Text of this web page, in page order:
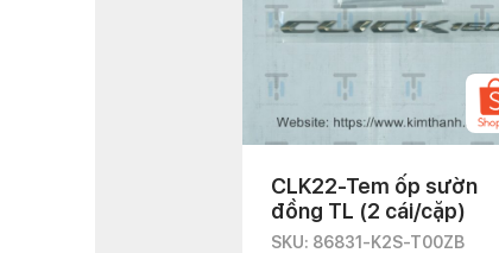
CLK22-Tem ốp sườn
đồng TL (2 cái/cặp)
SKU: 86831-K2S-T00ZB